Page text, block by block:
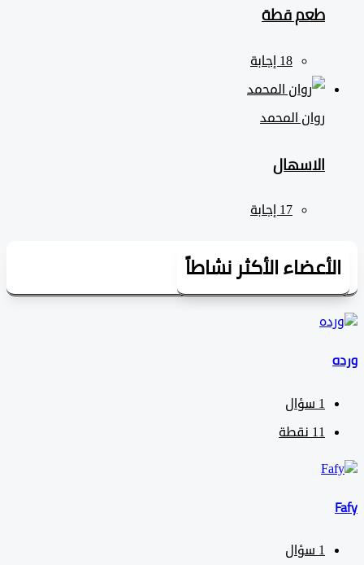
طعم قطة
روان المحمد
الاسهال
الأكثر نشاطاً
سؤال
نقطة
سؤال